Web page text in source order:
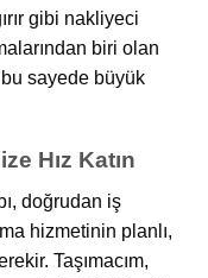
gibi nakliyeci
biri olan
bu sayede büyük
Hız Katın
doğrudan iş
hizmetinin planlı,
Taşımacım,